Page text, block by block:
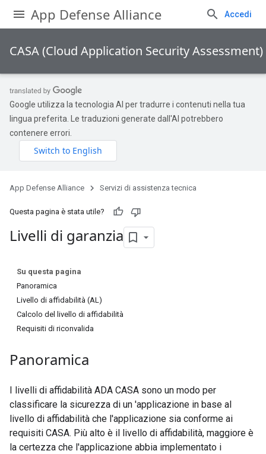
App Defense Alliance Accedi
CASA (Cloud Application Security Assessment)
Google utilizza la tecnologia AI per tradurre i contenuti nella tua
lingua preferita. Le traduzioni generate dall'AI potrebbero
contenere errori.
App Defense Alliance Servizi di assistenza tecnica
Questa pagina è stata utile?
Livelli di garanzia
Su questa pagina
Panoramica
Livello di affidabilità (AL)
Calcolo del livello di affidabilità
Requisiti di riconvalida
Panoramica
I livelli di affidabilità ADA CASA sono un modo per
classificare la sicurezza di un 'applicazione in base al
livello di affidabilità che l'applicazione sia conforme ai
requisiti CASA. Più alto è il livello di affidabilità, maggiore è
la certezza che l'applicazione abbia implementato i